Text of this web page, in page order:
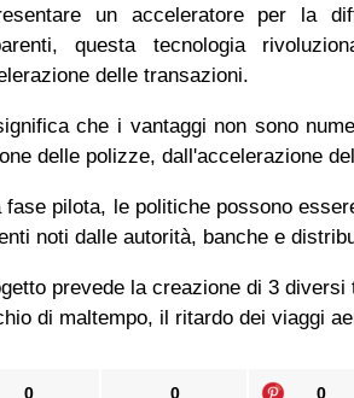
un acceleratore per la
questa tecnologia
delle transazioni.
che i vantaggi non sono
delle polizze, dall'accelerazione
fase pilota, le politiche possono
noti dalle autorità, banche e
prevede la creazione di 3
di maltempo, il ritardo dei viaggi
0 0 0